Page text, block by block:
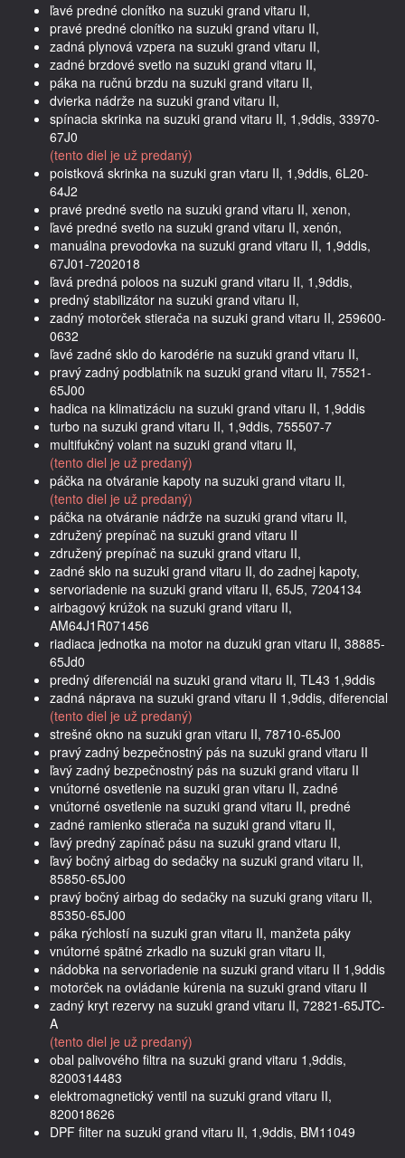
ľavé predné clonítko na suzuki grand vitaru II,
pravé predné clonítko na suzuki grand vitaru II,
zadná plynová vzpera na suzuki grand vitaru II,
zadné brzdové svetlo na suzuki grand vitaru II,
páka na ručnú brzdu na suzuki grand vitaru II,
dvierka nádrže na suzuki grand vitaru II,
spínacia skrinka na suzuki grand vitaru II, 1,9ddis, 33970-
67J0
(tento diel je už predaný)
poistková skrinka na suzuki gran vtaru II, 1,9ddis, 6L20-
64J2
pravé predné svetlo na suzuki grand vitaru II, xenon,
ľavé predné svetlo na suzuki grand vitaru II, xenón,
manuálna prevodovka na suzuki grand vitaru II, 1,9ddis,
67J01-7202018
ľavá predná poloos na suzuki grand vitaru II, 1,9ddis,
predný stabilizátor na suzuki grand vitaru II,
zadný motorček stierača na suzuki grand vitaru II, 259600-
0632
ľavé zadné sklo do karodérie na suzuki grand vitaru II,
pravý zadný podblatník na suzuki grand vitaru II, 75521-
65J00
hadica na klimatizáciu na suzuki grand vitaru II, 1,9ddis
turbo na suzuki grand vitaru II, 1,9ddis, 755507-7
multifukčný volant na suzuki grand vitaru II,
(tento diel je už predaný)
páčka na otváranie kapoty na suzuki grand vitaru II,
(tento diel je už predaný)
páčka na otváranie nádrže na suzuki grand vitaru II,
združený prepínač na suzuki grand vitaru II
združený prepínač na suzuki grand vitaru II,
zadné sklo na suzuki grand vitaru II, do zadnej kapoty,
servoriadenie na suzuki grand vitaru II, 65J5, 7204134
airbagový krúžok na suzuki grand vitaru II,
AM64J1R071456
riadiaca jednotka na motor na duzuki gran vitaru II, 38885-
65Jd0
predný diferenciál na suzuki grand vitaru II, TL43 1,9ddis
zadná náprava na suzuki grand vitaru II 1,9ddis, diferencial
(tento diel je už predaný)
strešné okno na suzuki gran vitaru II, 78710-65J00
pravý zadný bezpečnostný pás na suzuki grand vitaru II
ľavý zadný bezpečnostný pás na suzuki grand vitaru II
vnútorné osvetlenie na suzuki gran vitaru II, zadné
vnútorné osvetlenie na suzuki grand vitaru II, predné
zadné ramienko stierača na suzuki grand vitaru II,
ľavý predný zapínač pásu na suzuki grand vitaru II,
ľavý bočný airbag do sedačky na suzuki grand vitaru II,
85850-65J00
pravý bočný airbag do sedačky na suzuki grang vitaru II,
85350-65J00
páka rýchlostí na suzuki gran vitaru II, manžeta páky
vnútorné spätné zrkadlo na suzuki gran vitaru II,
nádobka na servoriadenie na suzuki grand vitaru II 1,9ddis
motorček na ovládanie kúrenia na suzuki grand vitaru II
zadný kryt rezervy na suzuki grand vitaru II, 72821-65JTC-
A
(tento diel je už predaný)
obal palivového filtra na suzuki grand vitaru 1,9ddis,
8200314483
elektromagnetický ventil na suzuki grand vitaru II,
820018626
DPF filter na suzuki grand vitaru II, 1,9ddis, BM11049